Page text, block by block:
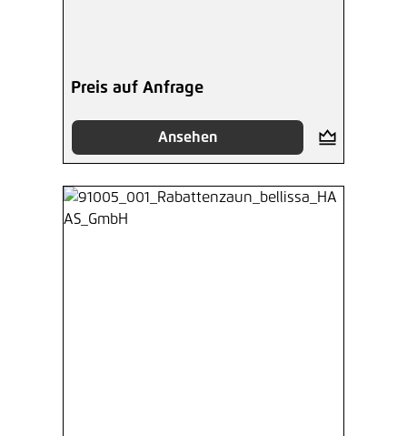
Preis auf Anfrage
Ansehen